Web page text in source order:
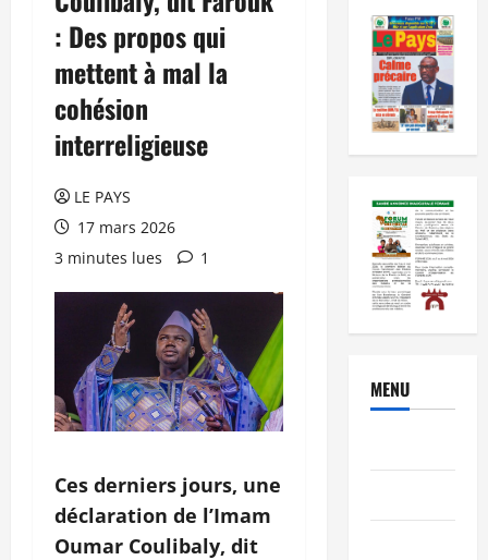
: Des propos qui
mettent à mal la
cohésion
interreligieuse
LE PAYS
17 mars 2026
3 minutes lues
1
Ces derniers jours, une
déclaration de l’Imam
Oumar Coulibaly, dit
MENU